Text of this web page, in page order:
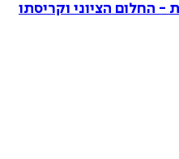
- החלום הציוני וקריסתו